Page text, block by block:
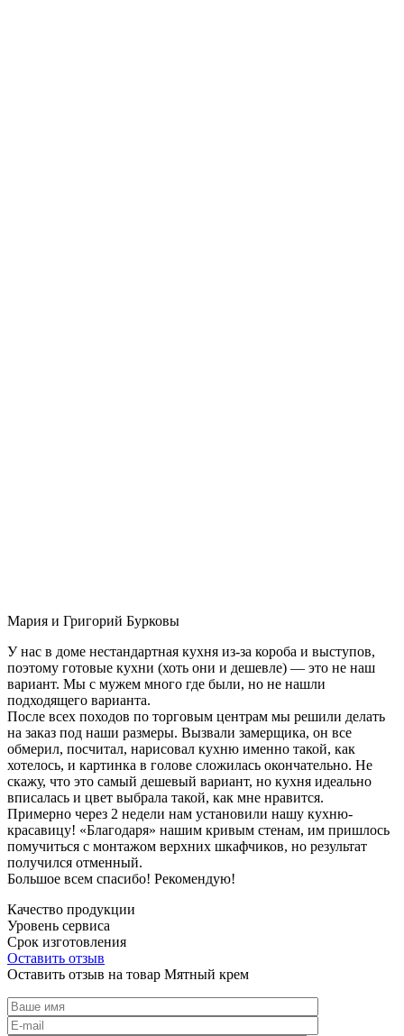
Мария и Григорий Бурковы
У нас в доме нестандартная кухня из-за короба и выступов,
поэтому готовые кухни (хоть они и дешевле) — это не наш
вариант. Мы с мужем много где были, но не нашли
подходящего варианта.
После всех походов по торговым центрам мы решили делать
на заказ под наши размеры. Вызвали замерщика, он все
обмерил, посчитал, нарисовал кухню именно такой, как
хотелось, и картинка в голове сложилась окончательно. Не
скажу, что это самый дешевый вариант, но кухня идеально
вписалась и цвет выбрала такой, как мне нравится.
Примерно через 2 недели нам установили нашу кухню-
красавицу! «Благодаря» нашим кривым стенам, им пришлось
помучиться с монтажом верхних шкафчиков, но результат
получился отменный.
Большое всем спасибо! Рекомендую!
Качество продукции
Уровень сервиса
Срок изготовления
Оставить отзыв
Оставить отзыв на товар Мятный крем